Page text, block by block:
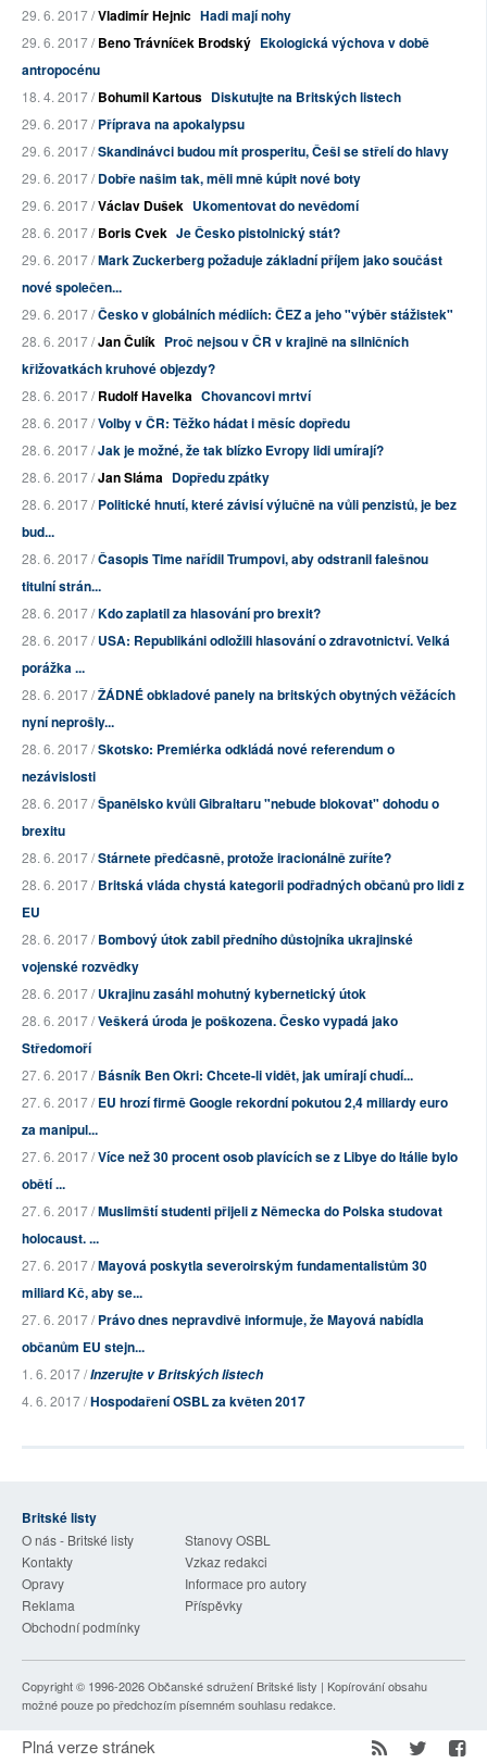
29. 6. 2017 /Vladimír Hejnic Hadi mají nohy
29. 6. 2017 /Beno Trávníček Brodský Ekologická výchova v době
antropocénu
18. 4. 2017 /Bohumil Kartous Diskutujte na Britských listech
29. 6. 2017 /Příprava na apokalypsu
29. 6. 2017 /Skandinávci budou mít prosperitu, Češi se střelí do hlavy
29. 6. 2017 /Dobře našim tak, měli mně kúpit nové boty
29. 6. 2017 /Václav Dušek Ukomentovat do nevědomí
28. 6. 2017 /Boris Cvek Je Česko pistolnický stát?
29. 6. 2017 /Mark Zuckerberg požaduje základní příjem jako součást
nové společen...
29. 6. 2017 /Česko v globálních médiích: ČEZ a jeho "výběr stážistek"
28. 6. 2017 /Jan Čulík Proč nejsou v ČR v krajině na silničních
křižovatkách kruhové objezdy?
28. 6. 2017 /Rudolf Havelka Chovancovi mrtví
28. 6. 2017 /Volby v ČR: Těžko hádat i měsíc dopředu
28. 6. 2017 /Jak je možné, že tak blízko Evropy lidi umírají?
28. 6. 2017 /Jan Sláma Dopředu zpátky
28. 6. 2017 /Politické hnutí, které závisí výlučně na vůli penzistů, je bez
bud...
28. 6. 2017 /Časopis Time nařídil Trumpovi, aby odstranil falešnou
titulní strán...
28. 6. 2017 /Kdo zaplatil za hlasování pro brexit?
28. 6. 2017 /USA: Republikáni odložili hlasování o zdravotnictví. Velká
porážka ...
28. 6. 2017 /ŽÁDNÉ obkladové panely na britských obytných věžácích
nyní neprošly...
28. 6. 2017 /Skotsko: Premiérka odkládá nové referendum o
nezávislosti
28. 6. 2017 /Španělsko kvůli Gibraltaru "nebude blokovat" dohodu o
brexitu
28. 6. 2017 /Stárnete předčasně, protože iracionálně zuříte?
28. 6. 2017 /Britská vláda chystá kategorii podřadných občanů pro lidi z
EU
28. 6. 2017 /Bombový útok zabil předního důstojníka ukrajinské
vojenské rozvědky
28. 6. 2017 /Ukrajinu zasáhl mohutný kybernetický útok
28. 6. 2017 /Veškerá úroda je poškozena. Česko vypadá jako
Středomoří
27. 6. 2017 /Básník Ben Okri: Chcete-li vidět, jak umírají chudí...
27. 6. 2017 /EU hrozí firmě Google rekordní pokutou 2,4 miliardy euro
za manipul...
27. 6. 2017 /Více než 30 procent osob plavících se z Libye do Itálie bylo
obětí ...
27. 6. 2017 /Muslimští studenti přijeli z Německa do Polska studovat
holocaust. ...
27. 6. 2017 /Mayová poskytla severoirským fundamentalistům 30
miliard Kč, aby se...
27. 6. 2017 /Právo dnes nepravdivě informuje, že Mayová nabídla
občanům EU stejn...
1. 6. 2017 /Inzerujte v Britských listech
4. 6. 2017 /Hospodaření OSBL za květen 2017
Britské listy
O nás - Britské listy
Stanovy OSBL
Kontakty
Vzkaz redakci
Opravy
Informace pro autory
Reklama
Příspěvky
Obchodní podmínky
Copyright © 1996-2026Občanské sdružení Britské listy | Kopírování obsahu
možné pouze po předchozím písemném souhlasu redakce.
Plná verze stránek